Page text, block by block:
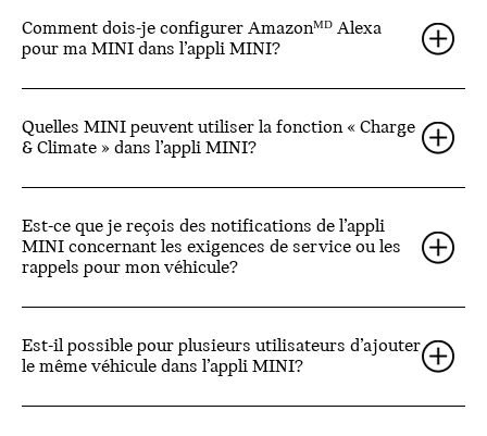
Comment dois-je configurer Amazonᴹᴰ Alexa
pour ma MINI dans l’appli MINI?
Quelles MINI peuvent utiliser la fonction « Charge
& Climate » dans l’appli MINI?
Est-ce que je reçois des notifications de l’appli
MINI concernant les exigences de service ou les
rappels pour mon véhicule?
Est-il possible pour plusieurs utilisateurs d’ajouter
le même véhicule dans l’appli MINI?